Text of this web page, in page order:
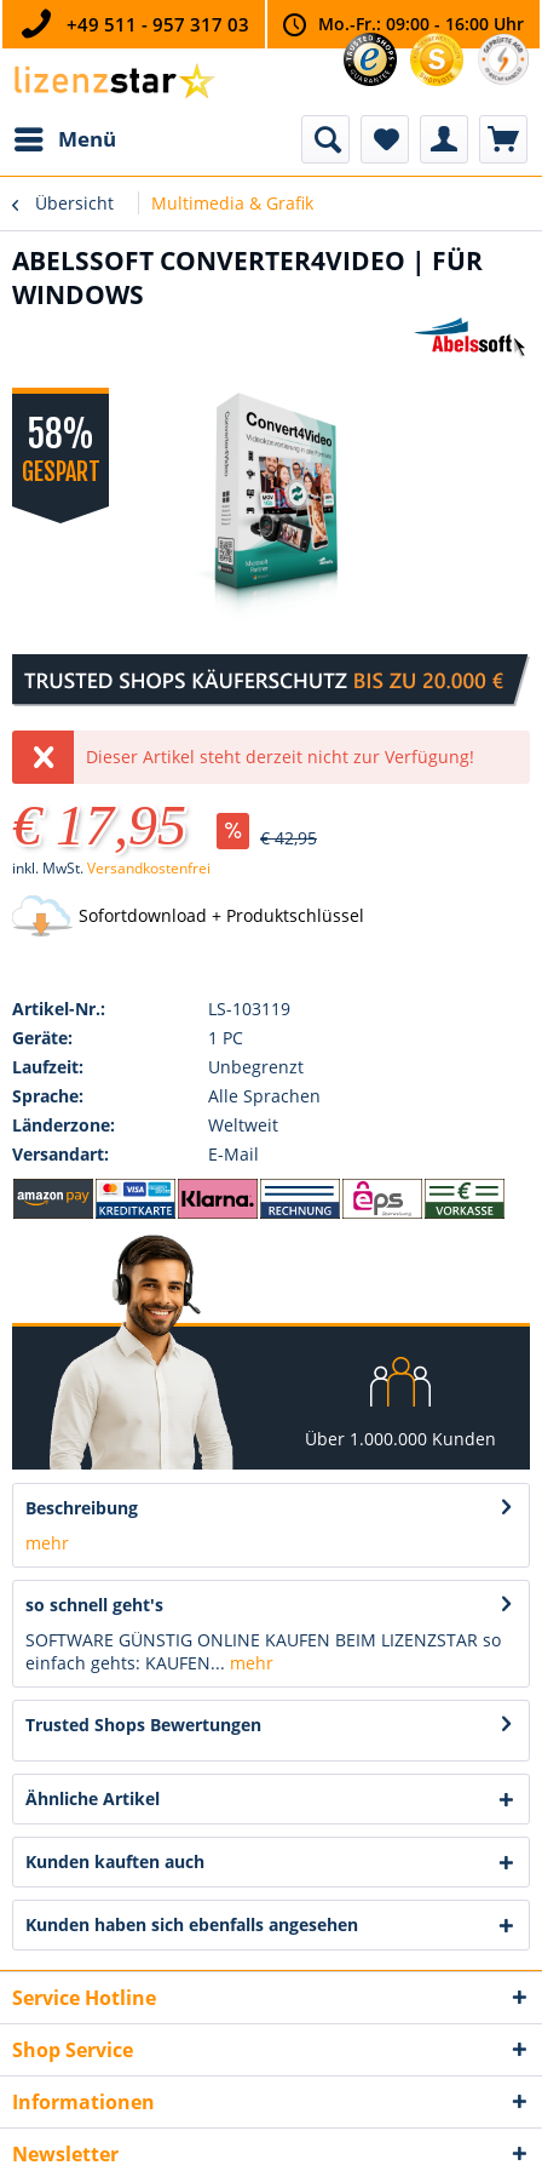
+49 511 - 957 317 03 Mo.-Fr.: 09:00 - 16:00 Uhr
Menü
Übersicht Multimedia & Grafik
ABELSSOFT CONVERTER4VIDEO | FÜR
WINDOWS
58%
GESPART
Dieser Artikel steht derzeit nicht zur Verfügung!
€ 17,95 € 42,95
inkl. MwSt.Versandkostenfrei
Sofortdownload + Produktschlüssel
Artikel-Nr.:
LS-103119
Geräte:
1 PC
Laufzeit:
Unbegrenzt
Sprache:
Alle Sprachen
Länderzone:
Weltweit
Versandart:
E-Mail
Über 1.000.000 Kunden
Beschreibung
mehr
so schnell geht's
SOFTWARE GÜNSTIG ONLINE KAUFEN BEIM LIZENZSTAR so
einfach gehts: KAUFEN... mehr
Trusted Shops Bewertungen
Ähnliche Artikel
Kunden kauften auch
Kunden haben sich ebenfalls angesehen
Service Hotline
Shop Service
Informationen
Newsletter